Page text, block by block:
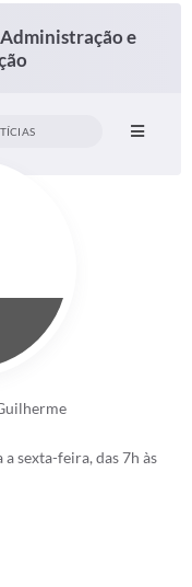
e
sexta-feira, das 7h às